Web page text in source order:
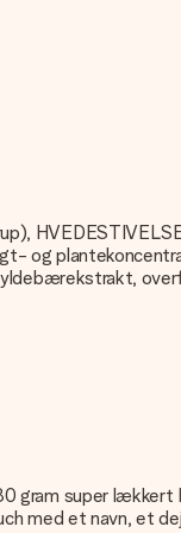
og
gram super lækkert
med et navn, et